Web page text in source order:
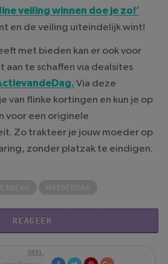
veiling winnen doe je zo!’
en de veiling uiteindelijk wint!
met bieden kan er ook voor
aan te schaffen via dealsites
Via deze
van flinke kortingen en kun je op
voor een originele
Zo trakteer je jouw moeder op
zonder platzak te eindigen.
REAGEER
DEEL: